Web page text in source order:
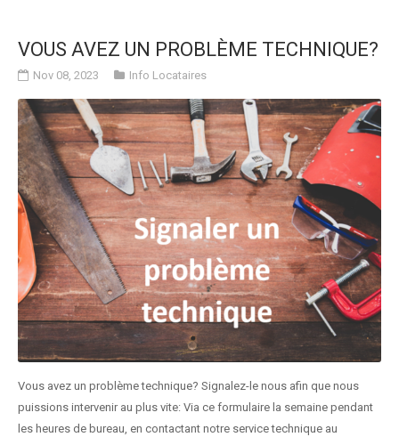
VOUS AVEZ UN PROBLÈME TECHNIQUE?
Nov 08, 2023 Info Locataires
Vous avez un problème technique? Signalez-le nous afin que nous
puissions intervenir au plus vite: Via ce formulaire la semaine pendant
les heures de bureau, en contactant notre service technique au